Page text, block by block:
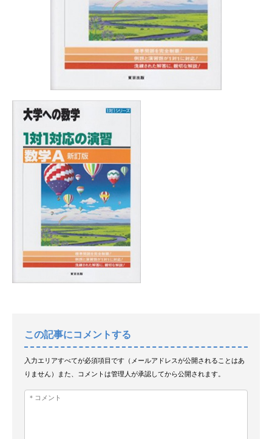
この記事にコメントする
入力エリアすべてが必須項目です（メールアドレスが公開されることはあ
りません）また、コメントは管理人が承認してから公開されます。